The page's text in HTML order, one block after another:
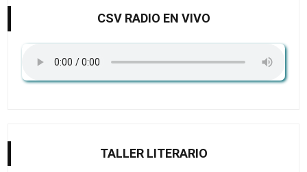
CSV RADIO EN VIVO
TALLER LITERARIO